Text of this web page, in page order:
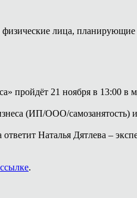
лица, планирующие
пройдёт 21 ноября в 13:00 в
(ИП/ООО/
Наталья Дятлева –
ссылке.